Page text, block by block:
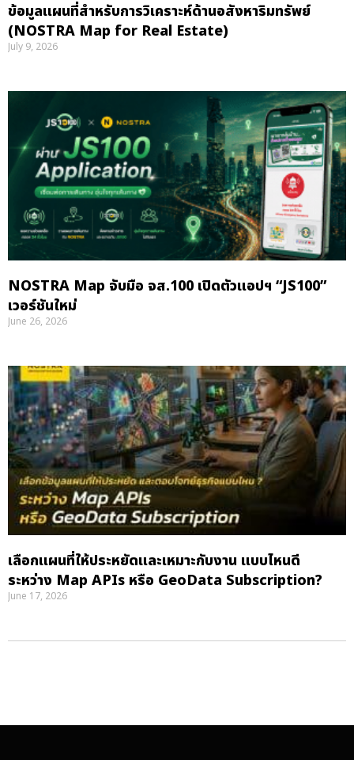
ข้อมูลแผนที่สำหรับการวิเคราะห์ด้านอสังหาริมทรัพย์
(NOSTRA Map for Real Estate)
July 9, 2026
NOSTRA Map จับมือ จส.100 เปิดตัวแอปฯ “JS100”
เวอร์ชันใหม่
June 26, 2026
เลือกแผนที่ให้ประหยัดและเหมาะกับงาน แบบไหนดี
ระหว่าง Map APIs หรือ GeoData Subscription?
June 17, 2026